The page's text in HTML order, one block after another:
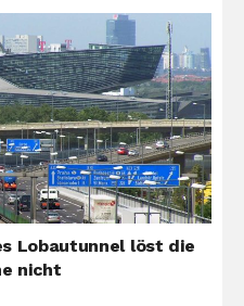
Lobautunnel löst die
nicht